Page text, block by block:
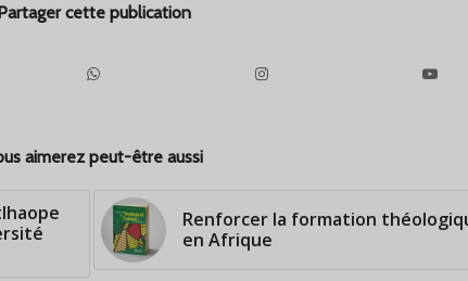
cette publication
aimerez peut-être aussi
Renforcer la formation
en Afrique